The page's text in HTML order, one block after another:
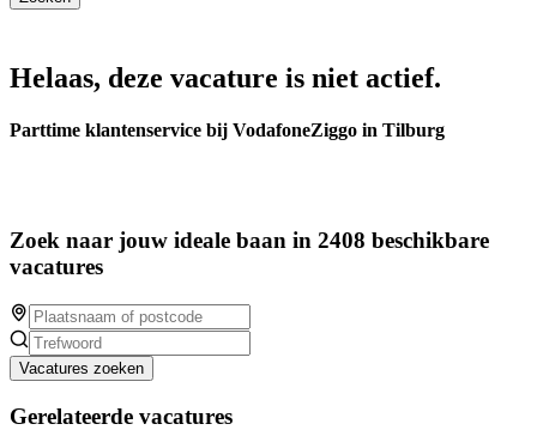
Helaas, deze vacature is niet actief.
Parttime klantenservice bij VodafoneZiggo in Tilburg
Zoek naar jouw ideale baan in 2408 beschikbare
vacatures
Vacatures zoeken
Gerelateerde vacatures